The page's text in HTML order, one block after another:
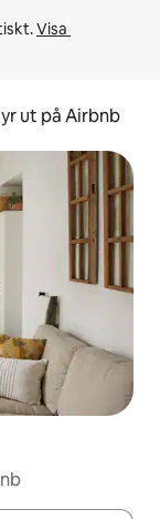
Visa
ut på Airbnb